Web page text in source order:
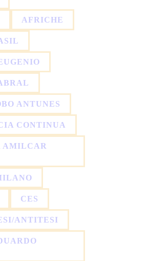
AFRICHE
ANTUNES
CONTINUA
AMILCAR
CES
ANTITESI